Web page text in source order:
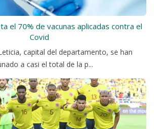
el 70% de vacunas aplicadas contra el
Covid
capital del departamento, se han
a casi el total de la p...